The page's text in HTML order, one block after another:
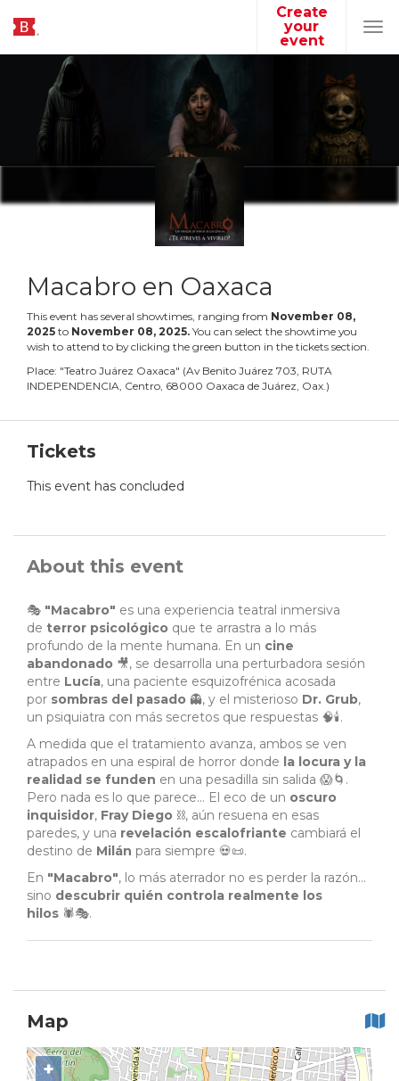
Create
your
event
Macabro en Oaxaca
This event has several showtimes, ranging from November 08,
2025 to November 08, 2025. You can select the showtime you
wish to attend to by clicking the green button in the tickets section.
Place: "Teatro Juárez Oaxaca" (Av Benito Juárez 703, RUTA
INDEPENDENCIA, Centro, 68000 Oaxaca de Juárez, Oax.)
Tickets
This event has concluded
About this event
🎭 "Macabro" es una experiencia teatral inmersiva
de terror psicológico que te arrastra a lo más
profundo de la mente humana. En un cine
abandonado 🎥, se desarrolla una perturbadora sesión
entre Lucía, una paciente esquizofrénica acosada
por sombras del pasado 👻, y el misterioso Dr. Grub,
un psiquiatra con más secretos que respuestas 🧠🕯️.
A medida que el tratamiento avanza, ambos se ven
atrapados en una espiral de horror donde la locura y la
realidad se funden en una pesadilla sin salida 😱🌀.
Pero nada es lo que parece... El eco de un oscuro
inquisidor, Fray Diego ⛓️, aún resuena en esas
paredes, y una revelación escalofriante cambiará el
destino de Milán para siempre 💀📜.
En "Macabro", lo más aterrador no es perder la razón…
sino descubrir quién controla realmente los
hilos 🕷️🎭.
Map
+